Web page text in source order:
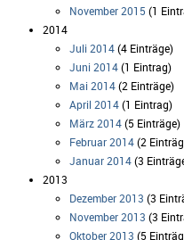
November 2015 (1
2014
Juli 2014(4 Einträge)
Juni 2014(1 Eintrag)
Mai 2014(2 Einträge)
April 2014(1 Eintrag)
März 2014(5 Einträge)
Februar 2014(2
Januar 2014(3
2013
Dezember 2013 (3
November 2013 (3
Oktober 2013 (5